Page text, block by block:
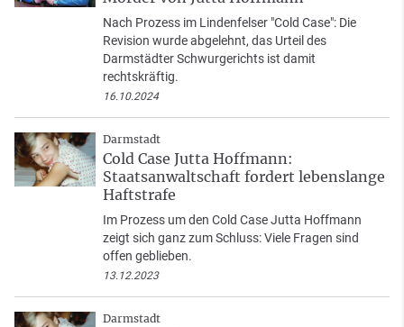
Nach Prozess im Lindenfelser "Cold Case": Die
Revision wurde abgelehnt, das Urteil des
Darmstädter Schwurgerichts ist damit
rechtskräftig.
16.10.2024
Darmstadt
Cold Case Jutta Hoffmann:
Staatsanwaltschaft fordert lebenslange
Haftstrafe
Im Prozess um den Cold Case Jutta Hoffmann
zeigt sich ganz zum Schluss: Viele Fragen sind
offen geblieben.
13.12.2023
Darmstadt